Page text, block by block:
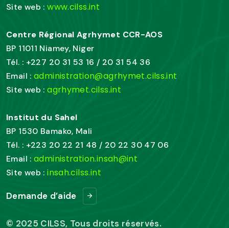
Site web :www.cilss.int
Centre Régional Agrhymet CCR-AOS
BP 11011 Niamey, Niger
Tél. : +227 20 31 53 16 / 20 31 54 36
Email :administration@agrhymet.cilss.int
Site web :agrhymet.cilss.int
Institut du Sahel
BP 1530 Bamako, Mali
Tél. : +223 20 22 21 48 / 20 22 30 47 06
Email :administration.insah@int
Site web :insah.cilss.int
Demande d’aide
© 2025 CILSS, Tous droits réservés.